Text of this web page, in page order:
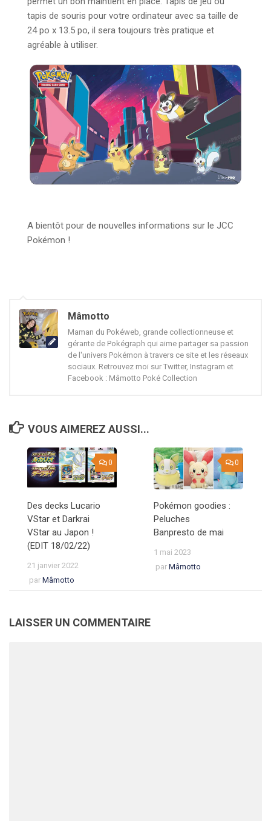
tapis de souris pour votre ordinateur avec sa taille de
24 po x 13.5 po, il sera toujours très pratique et
agréable à utiliser.
A bientôt pour de nouvelles informations sur le JCC
Pokémon !
Mâmotto
Maman du Pokéweb, grande collectionneuse et
gérante de Pokégraph qui aime partager sa passion
de l'univers Pokémon à travers ce site et les réseaux
sociaux. Retrouvez moi sur Twitter, Instagram et
Facebook : Mâmotto Poké Collection
VOUS AIMEREZ AUSSI...
0
Des decks Lucario
VStar et Darkrai
VStar au Japon !
(EDIT 18/02/22)
21 janvier 2022
par Mâmotto
0
Pokémon goodies :
Peluches
Banpresto de mai
1 mai 2023
par Mâmotto
LAISSER UN COMMENTAIRE